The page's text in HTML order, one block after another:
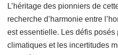
L’héritage des pionniers de
recherche d’harmonie entre
est essentielle. Les défis
climatiques et les incertitudes